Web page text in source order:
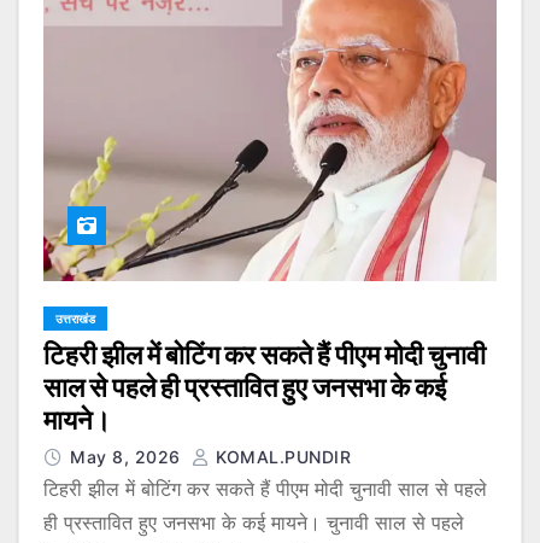
उत्तराखंड
टिहरी झील में बोटिंग कर सकते हैं पीएम मोदी चुनावी
साल से पहले ही प्रस्तावित हुए जनसभा के कई
मायने।
May 8, 2026 KOMAL.PUNDIR
टिहरी झील में बोटिंग कर सकते हैं पीएम मोदी चुनावी साल से पहले
ही प्रस्तावित हुए जनसभा के कई मायने। चुनावी साल से पहले